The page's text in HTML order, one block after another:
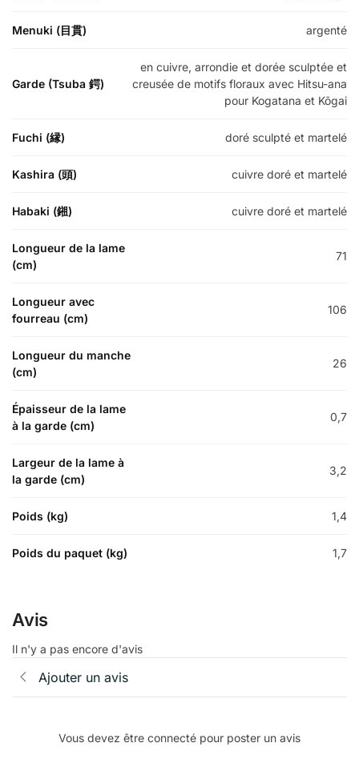
Menuki (目貫) argenté
Garde (Tsuba 鍔)
en cuivre, arrondie et dorée sculptée et
creusée de motifs floraux avec Hitsu-ana
pour Kogatana et Kōgai
Fuchi (縁) doré sculpté et martelé
Kashira (頭) cuivre doré et martelé
Habaki (鎺) cuivre doré et martelé
Longueur de la lame
(cm)
71
Longueur avec
fourreau (cm)
106
Longueur du manche
(cm)
26
Épaisseur de la lame
à la garde (cm)
0,7
Largeur de la lame à
la garde (cm)
3,2
Poids (kg) 1,4
Poids du paquet (kg) 1,7
Avis
Il n'y a pas encore d'avis
Ajouter un avis
Vous devez être connecté pour poster un avis